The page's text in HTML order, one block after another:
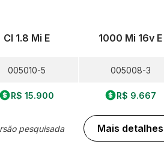
Cl 1.8 Mi E
005010-5
R$ 15.900
pesquisada
1000 Mi 16v E
005008-3
R$ 9.667
Mais detalhes